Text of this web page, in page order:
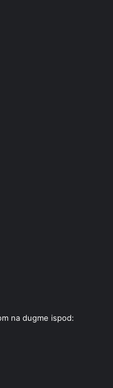
na dugme ispod: